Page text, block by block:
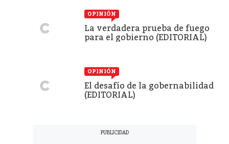
OPINIÓN
La verdadera prueba de fuego
para el gobierno (EDITORIAL)
OPINIÓN
El desafío de la gobernabilidad
(EDITORIAL)